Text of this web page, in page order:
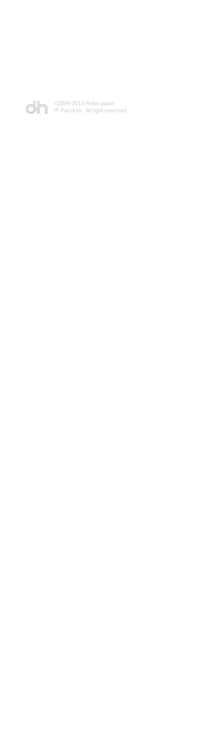
©2004-2014 Robin panel
IT Patrol inc. All right reserved.